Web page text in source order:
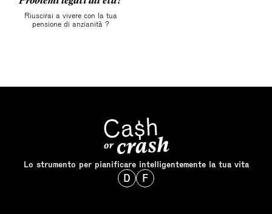
Riuscirai a vivere con la tua
pensione di anzianità ?
Lo strumento per pianificare intelligentemente la tua vita
D F